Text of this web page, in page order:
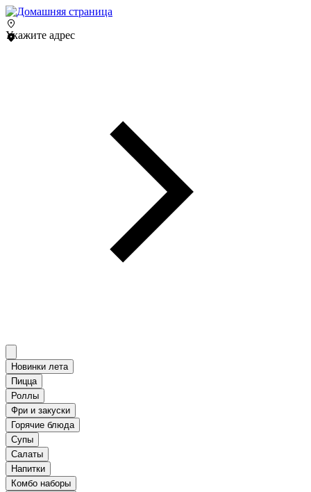
Укажите адрес
Новинки лета
Пицца
Роллы
Фри и закуски
Горячие блюда
Супы
Салаты
Напитки
Комбо наборы